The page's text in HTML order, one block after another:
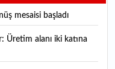
mesaisi başladı